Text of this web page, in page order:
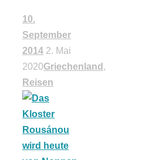
10.
September
2014 2. Mai
2020Griechenland ,
Reisen